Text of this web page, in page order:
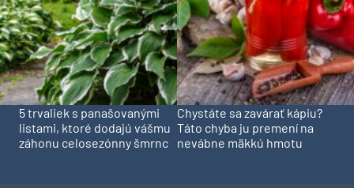
5 trvaliek s panašovanými
listami, ktoré dodajú vášmu
záhonu celosezónny šmrnc
Chystáte sa zavárať kápiu?
Táto chyba ju premení na
nevábne mäkkú hmotu